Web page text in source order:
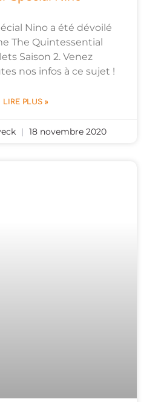
Nino a été dévoilé
The Quintessential
Saison 2. Venez
nos infos à ce sujet !
LIRE PLUS »
18 novembre 2020